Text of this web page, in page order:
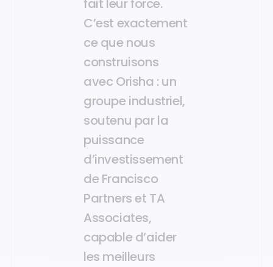
fait leur force.
C’est exactement
ce que nous
construisons
avec Orisha : un
groupe industriel,
soutenu par la
puissance
d’investissement
de Francisco
Partners et TA
Associates,
capable d’aider
les meilleurs